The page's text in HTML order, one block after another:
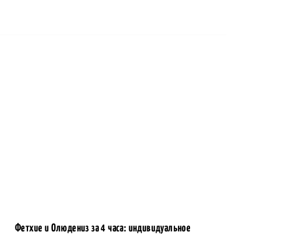
Фетхие и Олюдениз за 4 часа: индивидуальное